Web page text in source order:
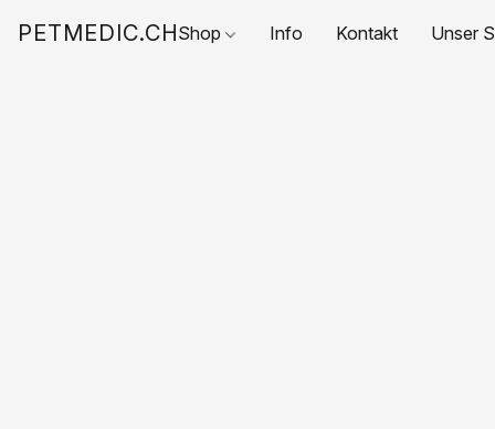
PETMEDIC.CHShop Info Kontakt Unser